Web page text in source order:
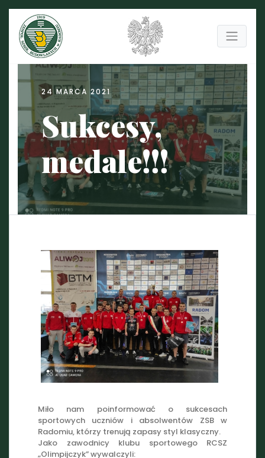
24 MARCA 2021
Sukcesy,
medale!!!
Miło nam poinformować o sukcesach
sportowych uczniów i absolwentów ZSB w
Radomiu, którzy trenują zapasy styl klasyczny.
Jako zawodnicy klubu sportowego RCSZ
„Olimpijczyk” wywalczyli: